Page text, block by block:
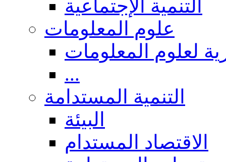
التنمية الإجتماعية
علوم المعلومات
لعلوم المعلومات
...
التنمية المستدامة
البيئة
الاقتصاد المستدام